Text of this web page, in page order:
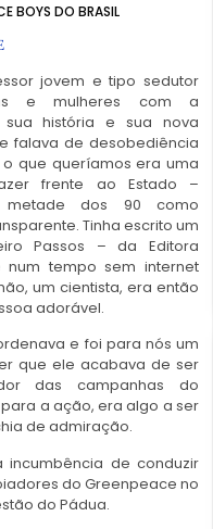
BOYS DO BRASIL
jovem e tipo sedutor
e mulheres com a
sua história e sua nova
falava de desobediência
que queríamos era uma
frente ao Estado –
metade dos 90 como
Tinha escrito um
Passos – da Editora
num tempo sem internet
um cientista, era então
adorável.
e foi para nós um
que ele acabava de ser
das campanhas do
para a ação, era algo a ser
de admiração.
de conduzir
do Greenpeace no
do Pádua.